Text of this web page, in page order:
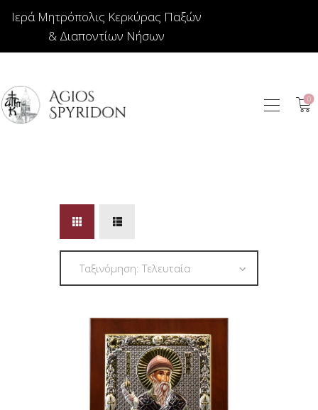
Ιερά Μητρόπολις Κερκύρας Παξών
& Διαποντίων Νήσων
0
ΕΙΚΟΝΕΣ
ΙΕΡΑΤΙΚΑ
ΚΕΡΙΑ
ΕΙΔΗ ΔΩΡΩΝ –
ΣΠΙΤΙΟΥ
ΤΑΜΑΤΑ